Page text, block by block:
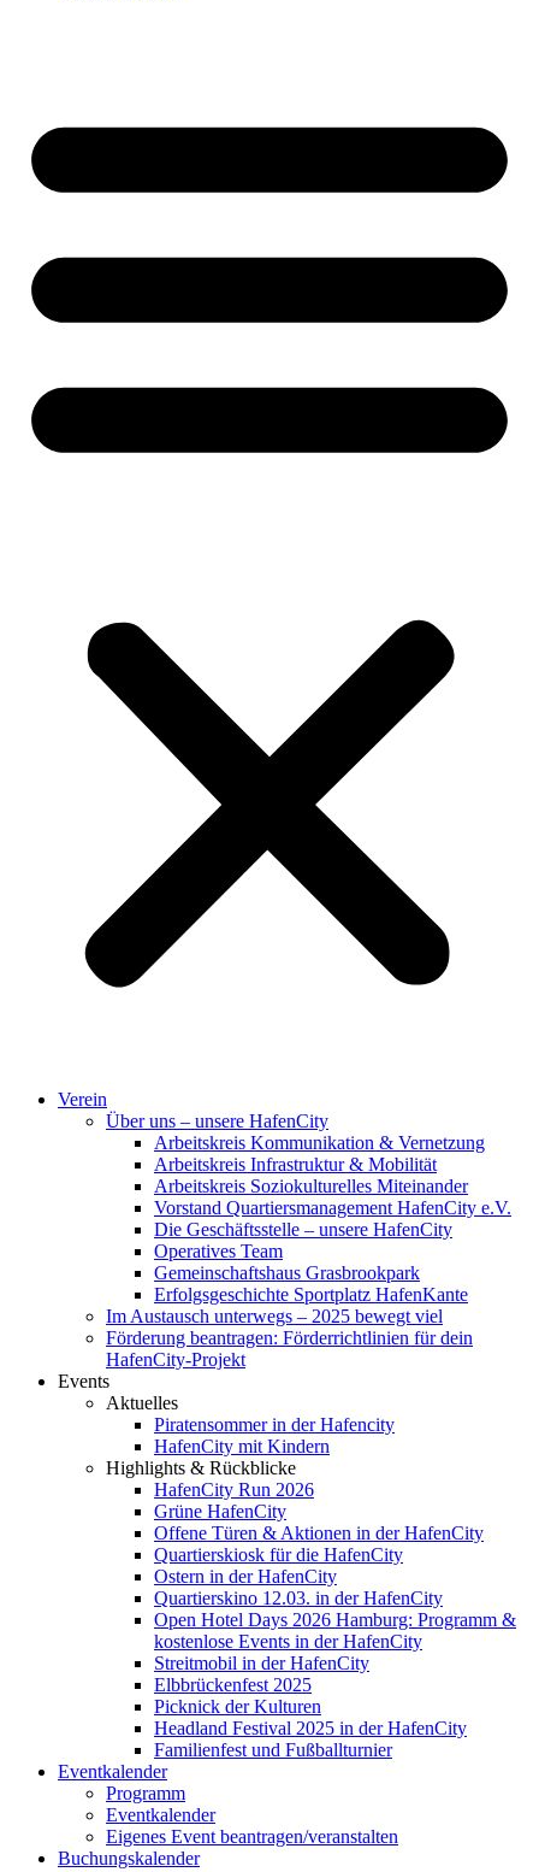
Verein
Über uns – unsere HafenCity
Arbeitskreis Kommunikation & Vernetzung
Arbeitskreis Infrastruktur & Mobilität
Arbeitskreis Soziokulturelles Miteinander
Vorstand Quartiersmanagement HafenCity e.V.
Die Geschäftsstelle – unsere HafenCity
Operatives Team
Gemeinschaftshaus Grasbrookpark
Erfolgsgeschichte Sportplatz HafenKante
Im Austausch unterwegs – 2025 bewegt viel
Förderung beantragen: Förderrichtlinien für dein
HafenCity-Projekt
Events
Aktuelles
Piratensommer in der Hafencity
HafenCity mit Kindern
Highlights & Rückblicke
HafenCity Run 2026
Grüne HafenCity
Offene Türen & Aktionen in der HafenCity
Quartierskiosk für die HafenCity
Ostern in der HafenCity
Quartierskino 12.03. in der HafenCity
Open Hotel Days 2026 Hamburg: Programm &
kostenlose Events in der HafenCity
Streitmobil in der HafenCity
Elbbrückenfest 2025
Picknick der Kulturen
Headland Festival 2025 in der HafenCity
Familienfest und Fußballturnier
Eventkalender
Programm
Eventkalender
Eigenes Event beantragen/veranstalten
Buchungskalender